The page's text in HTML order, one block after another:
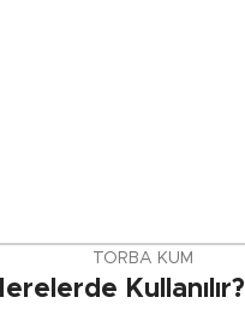
TORBA KUM
Kullanılır?